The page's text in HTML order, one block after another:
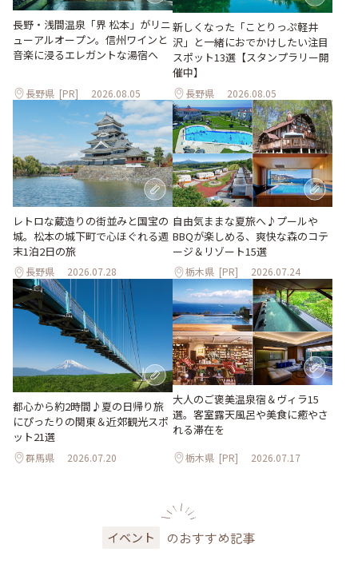
長野・浅間温泉「界 松本」がリニ
ューアルオープン。信州ワインと
音楽に浸るエレガントな湯宿へ
長野県 [PR] 2026.08.05
新しくなった「ことりっぷ軽井
沢」と一緒におでかけしたい注目
スポット13選【スタンプラリー開
催中】
長野県 2026.08.05
レトロな蔵造りの街並みと国宝の
城。松本の城下町で心ほぐれる週
末1泊2日の旅
長野県 2026.07.28
自由気ままな夏旅へ♪プールや
BBQが楽しめる、爽快な森のコテ
ージ＆リゾート15選
栃木県 [PR] 2026.07.24
都心から約2時間♪夏の日帰り旅
にぴったりの関東＆近郊観光スポ
ット21選
群馬県 2026.07.20
大人のご褒美温泉宿＆ヴィラ15
選。客室露天風呂や美食に癒やさ
れる滞在を
栃木県 [PR] 2026.07.17
イベント のおすすめ記事